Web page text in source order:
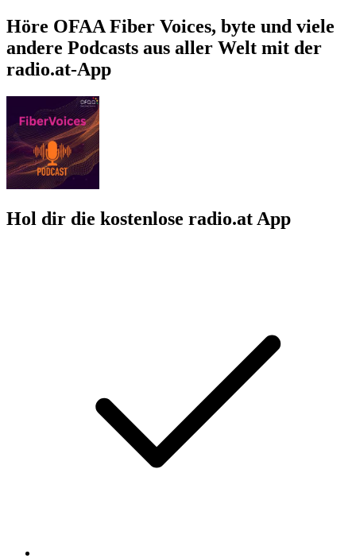
Höre OFAA Fiber Voices, byte und viele
andere Podcasts aus aller Welt mit der
radio.at-App
Hol dir die kostenlose radio.at App